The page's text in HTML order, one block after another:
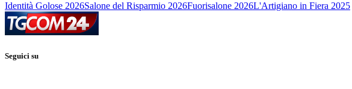
Identità Golose 2026Salone del Risparmio 2026Fuorisalone 2026L'Artigiano in Fiera 2025
Seguici su